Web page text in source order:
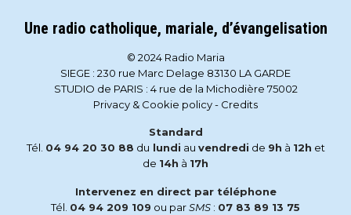
Une radio catholique, mariale, d’évangelisation
© 2024 Radio Maria
SIEGE : 230 rue Marc Delage 83130 LA GARDE
STUDIO de PARIS : 4 rue de la Michodière 75002
Privacy & Cookie policy- Credits
Standard
Tél. 04 94 20 30 88 du lundi au vendredi de 9h à 12h et
de 14h à 17h
Intervenez en direct par téléphone
Tél. 04 94 209 109 ou parSMS : 07 83 89 13 75